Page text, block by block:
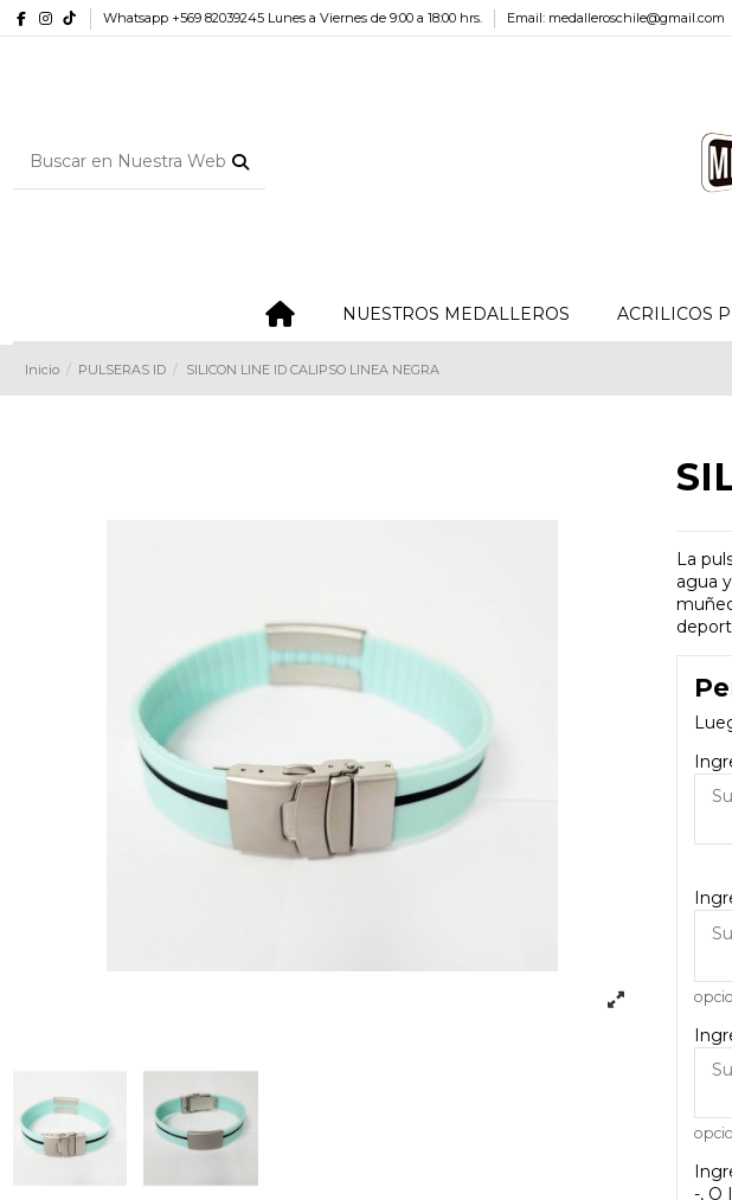
Whatsapp +569 82039245 Lunes a Viernes de 9:00 a 18:00 hrs. Email: medalleroschile@gmail.com
NUESTROS MEDALLEROS ACRILICOS
Inicio PULSERAS ID SILICON LINE ID CALIPSO LINEA NEGRA
La
agua
-, O